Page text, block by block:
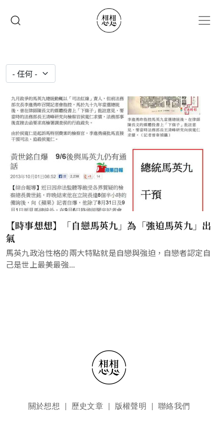
【時事想想】「自戀馬英九」為「強迫馬英九」出
氣
馬英九政治性格的兩大特點就是自戀與強迫，自戀者認定自
己是世上最美最強...
頁尾選單關於想想 歷史文章 版權聲明 聯絡我們